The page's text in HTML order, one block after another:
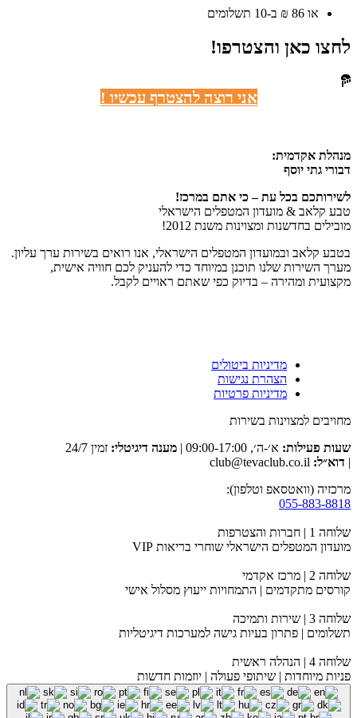
או 86 ₪ ב-10 תשלומים
לחצו כאן והצטרפו!
אני רוצה להצטרף עכשיו !
מנהלת אקדמית:
דבורי גתי יוסף
לשירותכם בכל עת – כי אתם במרכז!
טבע קלאב & מועדון המטפלים הישראלי
מובילים בחדשנות ומצוינות משנת 2012!
בטבע קלאב ובמועדון המטפלים הישראלי, אנו רואים בשירות ערך עליון.
מערך השירות שלנו תוכנן במיוחד כדי להעניק לכם חוויה אישית,
מקצועית ומהירה – בדיוק כפי שאתם ראויים לקבל.
מדיניות ביטולים
הצהרת נגישות
מדיניות פרטיות
מחויבים למצוינות בשירות
שעות פעילות: א׳-ה׳, 09:00-17:00 | מענה דיגיטלי:
זמין 24/7
| דוא״ל:
מרכזיה (וואטסאפ וטלפון):
055-883-8818
שלוחה 1 | חברות והצטרפות
מועדון המטפלים הישראלי שוחרי בריאות VIP
שלוחה 2 | מרכז אקדמי
קורסים מתקדמים | התמחויות ייעוץ מסלול אישי
שלוחה 3 | שירות ותמיכה
תשלומים | פתרון בעיות גישה למערכות דיגיטליות
שלוחה 4 | הנהלה ראשית
פניות מיוחדות | שיתופי פעולה | יוזמות חדשות